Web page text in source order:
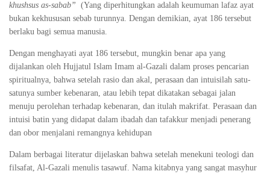
khushsus as-sabab” (Yang diperhitungkan adalah keumuman lafaz ayat
bukan kekhususan sebab turunnya. Dengan demikian, ayat 186 tersebut
berlaku bagi semua manusia.
Dengan menghayati ayat 186 tersebut, mungkin benar apa yang
dijalankan oleh Hujjatul Islam Imam al-Gazali dalam proses pencarian
spiritualnya, bahwa setelah rasio dan akal, perasaan dan intuisilah satu-
satunya sumber kebenaran, atau lebih tepat dikatakan sebagai jalan
menuju perolehan terhadap kebenaran, dan itulah makrifat. Perasaan dan
intuisi batin yang didapat dalam ibadah dan tafakkur menjadi penerang
dan obor menjalani remangnya kehidupan
Dalam berbagai literatur dijelaskan bahwa setelah menekuni teologi dan
filsafat, Al-Gazali menulis tasawuf. Nama kitabnya yang sangat masyhur